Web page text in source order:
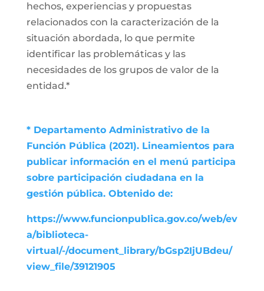
hechos, experiencias y propuestas
relacionados con la caracterización de la
situación abordada, lo que permite
identificar las problemáticas y las
necesidades de los grupos de valor de la
entidad.*
* Departamento Administrativo de la
Función Pública (2021). Lineamientos para
publicar información en el menú participa
sobre participación ciudadana en la
gestión pública. Obtenido de:
https://www.funcionpublica.gov.co/web/ev
a/biblioteca-
virtual/-/document_library/bGsp2IjUBdeu/
view_file/39121905